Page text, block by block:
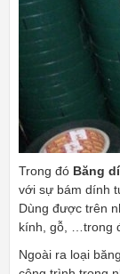
Trong đó Băng
với sự bám dính
Dùng được trên
kính, gỗ, …trong
Ngoài ra loại